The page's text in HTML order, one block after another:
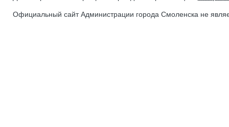
Официальный сайт Администрации города Смоленска не